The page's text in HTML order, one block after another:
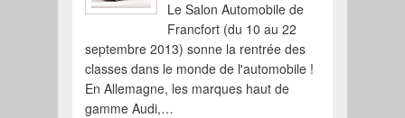
Le Salon Automobile de
Francfort (du 10 au 22
septembre 2013) sonne la rentrée des
classes dans le monde de l'automobile !
En Allemagne, les marques haut de
gamme Audi,…